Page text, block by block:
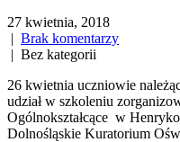
27 kwietnia, 2018
| Brak komentarzy
| Bez kategorii
26 kwietnia uczniowie
udział w szkoleniu
Ogólnokształcące w
Dolnośląskie Kuratorium